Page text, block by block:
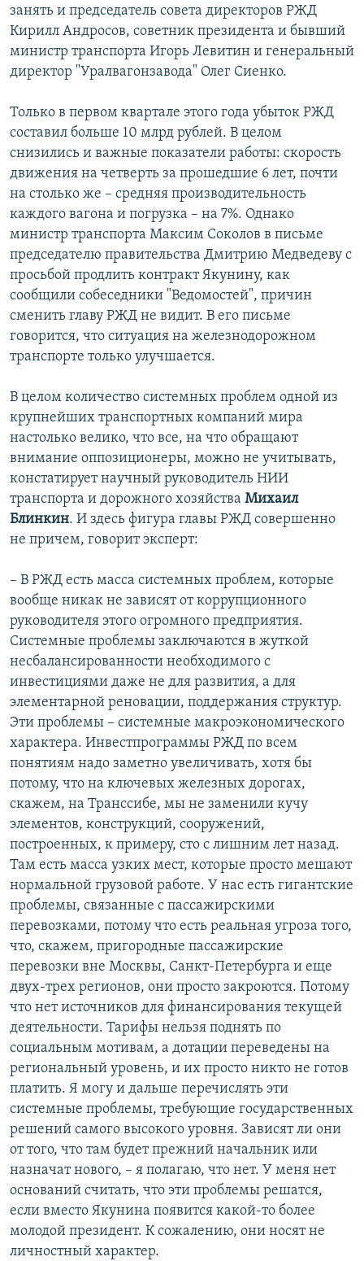
занять и председатель совета директоров РЖД
Кирилл Андросов, советник президента и бывший
министр транспорта Игорь Левитин и генеральный
директор "Уралвагонзавода" Олег Сиенко.
Только в первом квартале этого года убыток РЖД
составил больше 10 млрд рублей. В целом
снизились и важные показатели работы: скорость
движения на четверть за прошедшие 6 лет, почти
на столько же – средняя производительность
каждого вагона и погрузка – на 7%. Однако
министр транспорта Максим Соколов в письме
председателю правительства Дмитрию Медведеву с
просьбой продлить контракт Якунину, как
сообщили собеседники "Ведомостей", причин
сменить главу РЖД не видит. В его письме
говорится, что ситуация на железнодорожном
транспорте только улучшается.
В целом количество системных проблем одной из
крупнейших транспортных компаний мира
настолько велико, что все, на что обращают
внимание оппозиционеры, можно не учитывать,
констатирует научный руководитель НИИ
транспорта и дорожного хозяйства Михаил
Блинкин. И здесь фигура главы РЖД совершенно
не причем, говорит эксперт:
– В РЖД есть масса системных проблем, которые
вообще никак не зависят от коррупционного
руководителя этого огромного предприятия.
Системные проблемы заключаются в жуткой
несбалансированности необходимого с
инвестициями даже не для развития, а для
элементарной реновации, поддержания структур.
Эти проблемы – системные макроэкономического
характера. Инвестпрограммы РЖД по всем
понятиям надо заметно увеличивать, хотя бы
потому, что на ключевых железных дорогах,
скажем, на Транссибе, мы не заменили кучу
элементов, конструкций, сооружений,
построенных, к примеру, сто с лишним лет назад.
Там есть масса узких мест, которые просто мешают
нормальной грузовой работе. У нас есть гигантские
проблемы, связанные с пассажирскими
перевозками, потому что есть реальная угроза того,
что, скажем, пригородные пассажирские
перевозки вне Москвы, Санкт-Петербурга и еще
двух-трех регионов, они просто закроются. Потому
что нет источников для финансирования текущей
деятельности. Тарифы нельзя поднять по
социальным мотивам, а дотации переведены на
региональный уровень, и их просто никто не готов
платить. Я могу и дальше перечислять эти
системные проблемы, требующие государственных
решений самого высокого уровня. Зависят ли они
от того, что там будет прежний начальник или
назначат нового, – я полагаю, что нет. У меня нет
оснований считать, что эти проблемы решатся,
если вместо Якунина появится какой-то более
молодой президент. К сожалению, они носят не
личностный характер.